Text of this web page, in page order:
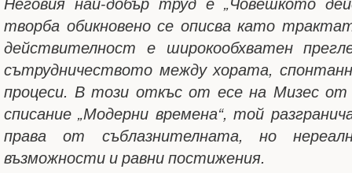
творба обикновено се описва като
действителност е широкообхватен
сътрудничеството между хората,
процеси. В този откъс от есе на Мизес от
списание „Модерни времена“, той
права от съблазнителната, но
възможности и равни постижения.